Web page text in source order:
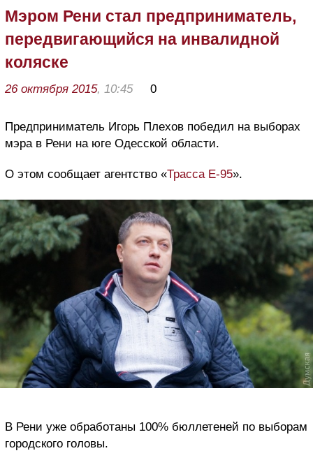
Мэром Рени стал предприниматель,
передвигающийся на инвалидной
коляске
26 октября 2015, 10:45 0
Предприниматель Игорь Плехов победил на выборах
мэра в Рени на юге Одесской области.
О этом сообщает агентство «Трасса Е-95».
В Рени уже обработаны 100% бюллетеней по выборам
городского головы.